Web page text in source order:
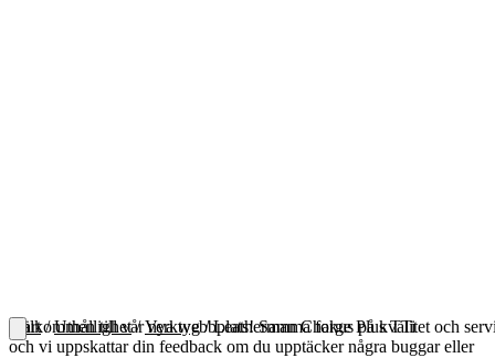
Välkommen till vår nya webbplats! Samma fokus på kvalitet och
och vi uppskattar din feedback om du upptäcker några buggar eller
Start/Uthållighet/Verktyg/ Leatherman Charge Plus TTi